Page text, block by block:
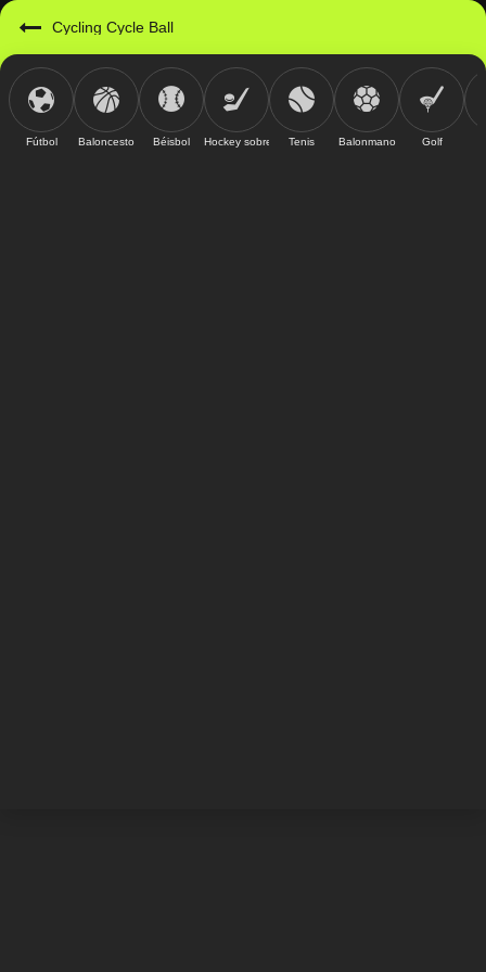
Cycling Cycle Ball
Fútbol Baloncesto Béisbol Hockey sobre hieloTenis Balonmano Golf